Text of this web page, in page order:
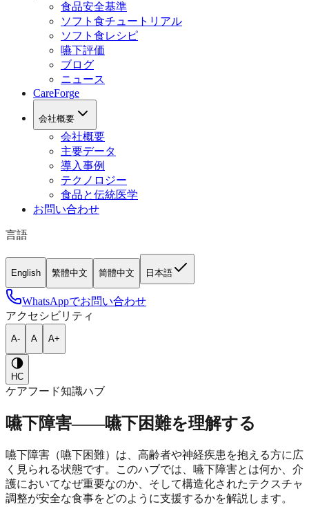
食品安全基準
ソフト食チュートリアル
ソフト食レシピ
嚥下評価
ブログ
ニュース
CareForge
会社概要
会社概要
主要データ
導入事例
テクノロジー
食品と伝統医学
お問い合わせ
言語
English 繁體中文 简體中文 日本語
WhatsAppでお問い合わせ
アクセシビリティ
A- A A+
HC
ケアフード知識ハブ
嚥下障害——嚥下困難を理解する
嚥下障害（嚥下困難）は、高齢者や神経疾患を抱える方に広
く見られる状態です。このハブでは、嚥下障害とは何か、介
護においてなぜ重要なのか、そして構造化されたテクスチャ
調整が安全な食事をどのように支援するかを解説します。